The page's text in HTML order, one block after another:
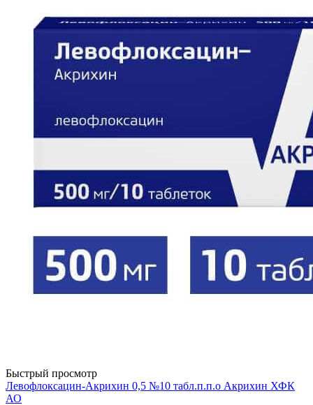
Быстрый просмотр
Левофлоксацин-Акрихин 0,5 №10 табл.п.п.о Акрихин ХФК
АО